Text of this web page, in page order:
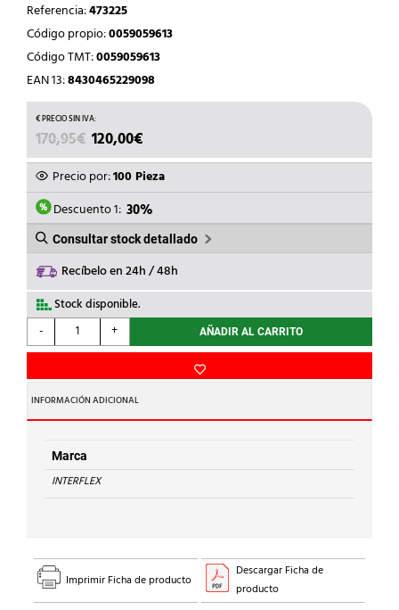
Referencia:473225
Código propio:0059059613
Código TMT:0059059613
EAN 13:8430465229098
170,95€ EL
PRECIO
ORIGINAL
ERA:
170,95€.
120,00€
PRECIO
ACTUAL
ES:
120,00€.
Precio por:100 Pieza
Descuento 1: 30%
Consultar stock detallado
Recíbelo en 24h / 48h
Stock disponible.
-
INTERFLEX
-
POLIAM.ROSCA
M.M32/H.M25
cantidad
+ AÑADIR AL CARRITO
INFORMACIÓN ADICIONAL
Marca
INTERFLEX
Imprimir Ficha de producto
Descargar Ficha de
producto